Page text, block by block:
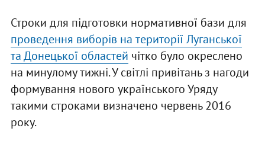
Строки для підготовки нормативної бази для
проведення виборів на території Луганської
та Донецької областей чітко було окреслено
на минулому тижні. У світлі привітань з нагоди
формування нового українського Уряду
такими строками визначено червень 2016
року.